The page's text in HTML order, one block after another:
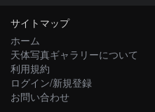
サイトマップ
ホーム
天体写真ギャラリーについて
利用規約
ログイン/新規登録
お問い合わせ